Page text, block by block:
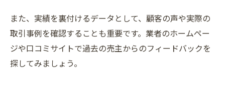
また、実績を裏付けるデータとして、顧客の声や実際の
取引事例を確認することも重要です。業者のホームペー
ジや口コミサイトで過去の売主からのフィードバックを
探してみましょう。